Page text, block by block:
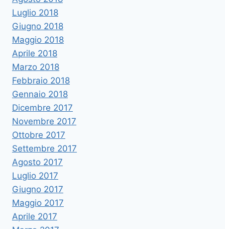
Luglio 2018
Giugno 2018
Maggio 2018
Aprile 2018
Marzo 2018
Febbraio 2018
Gennaio 2018
Dicembre 2017
Novembre 2017
Ottobre 2017
Settembre 2017
Agosto 2017
Luglio 2017
Giugno 2017
Maggio 2017
Aprile 2017